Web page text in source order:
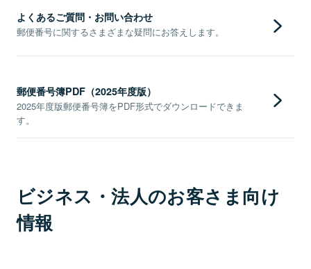
よくあるご質問・お問い合わせ
郵便番号に関するさまざまな疑問にお答えします。
郵便番号簿PDF（2025年度版）
2025年度版郵便番号簿をPDF形式でダウンロードできま
す。
ビジネス・法人のお客さま向け
情報